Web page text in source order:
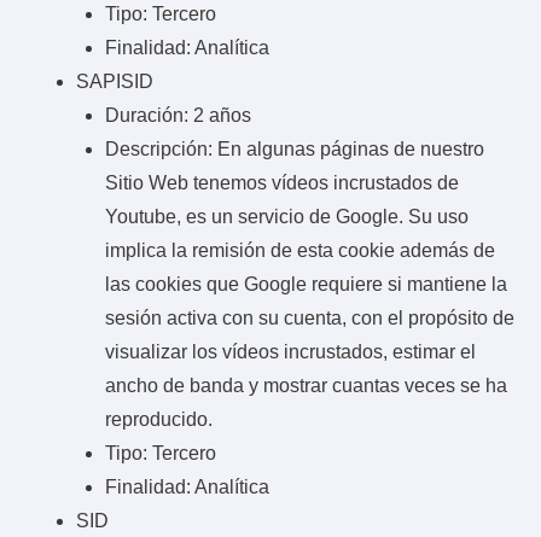
Tipo: Tercero
Finalidad: Analítica
SAPISID
Duración: 2 años
Descripción: En algunas páginas de nuestro
Sitio Web tenemos vídeos incrustados de
Youtube, es un servicio de Google. Su uso
implica la remisión de esta cookie además de
las cookies que Google requiere si mantiene la
sesión activa con su cuenta, con el propósito de
visualizar los vídeos incrustados, estimar el
ancho de banda y mostrar cuantas veces se ha
reproducido.
Tipo: Tercero
Finalidad: Analítica
SID